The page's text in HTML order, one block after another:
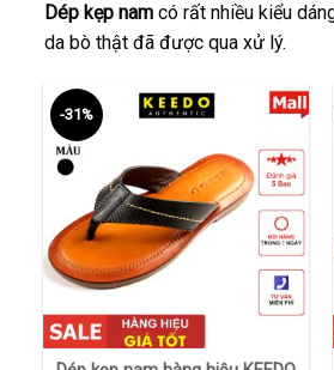
Dép kẹp namcó rất nhiều kiểu
da bò thật đã được qua xử lý.
-31%
+